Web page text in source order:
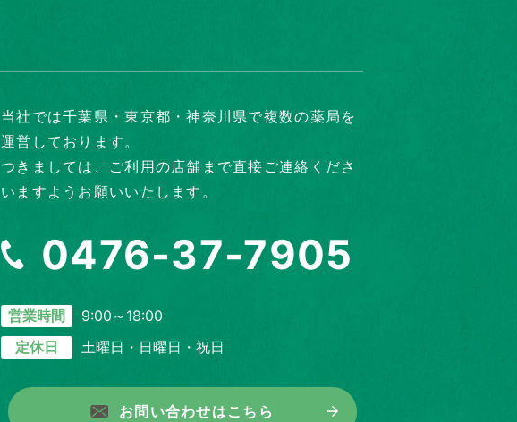
当社では千葉県・東京都・神奈川県で複数の薬局を
運営しております。
つきましては、ご利用の店舗まで直接ご連絡くださ
いますようお願いいたします。
0476-37-7905
営業時間
9:00～18:00
定休日
土曜日・日曜日・祝日
お問い合わせはこちら